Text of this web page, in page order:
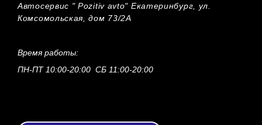
Автосервис " Pozitiv avto" Екатеринбург, ул.
Комсомольская, дом 73/2А
Время работы:
ПН-ПТ 10:00-20:00 СБ 11:00-20:00